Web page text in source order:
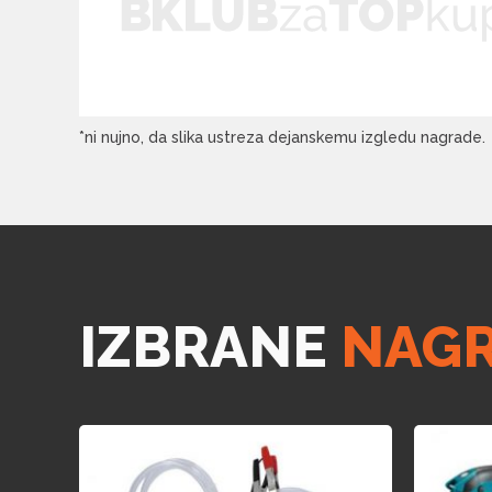
*ni nujno, da slika ustreza dejanskemu izgledu nagrade.
IZBRANE